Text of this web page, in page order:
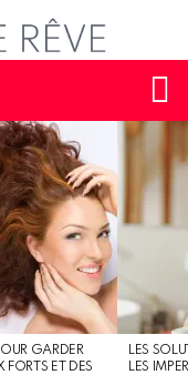
GARDER
FORTS ET DES
LES
LES